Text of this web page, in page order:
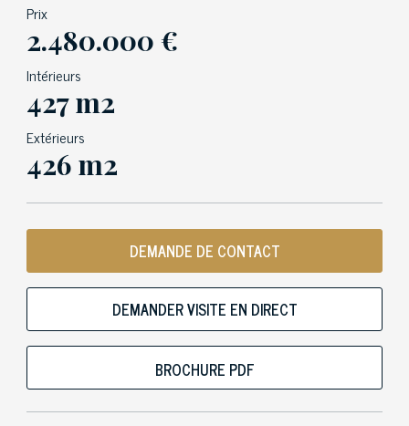
Prix
2.480.000 €
Intérieurs
427 m2
Extérieurs
426 m2
DEMANDE DE CONTACT
DEMANDER VISITE EN DIRECT
BROCHURE PDF